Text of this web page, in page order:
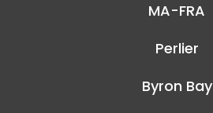
MA-FRA
Perlier
Byron Bay